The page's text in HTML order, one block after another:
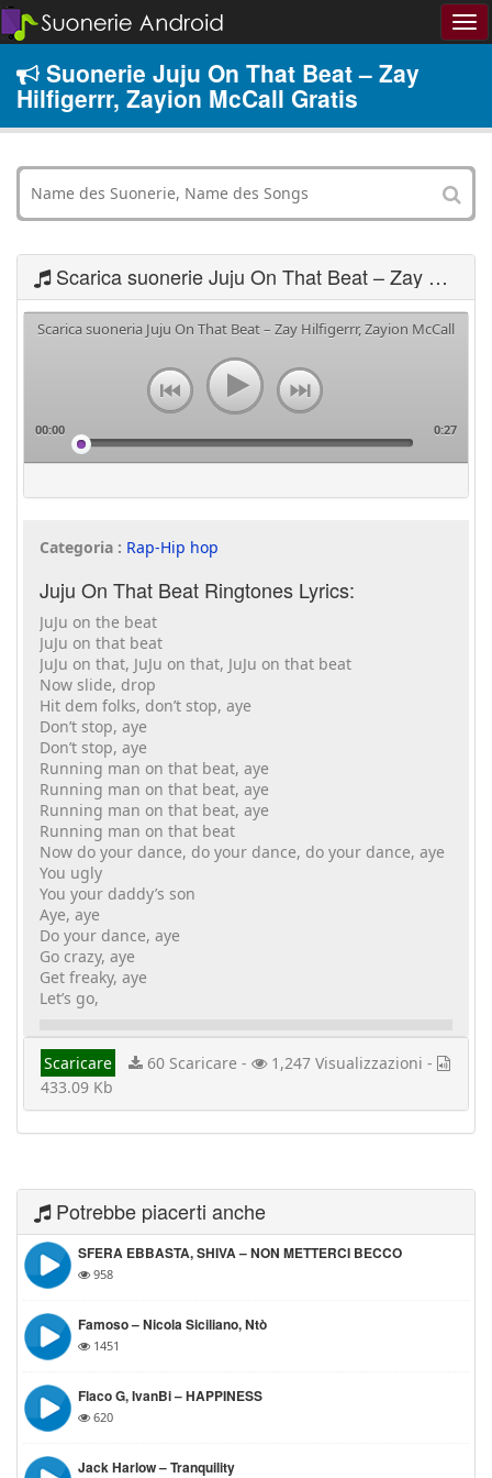
Suonerie Juju On That Beat – Zay
Hilfigerrr, Zayion McCall Gratis
Scarica suonerie Juju On That Beat – Zay Hilfigerrr, Zayion McCall
Scarica suoneria Juju On That Beat – Zay Hilfigerrr, Zayion McCall
00:00 0:27
Categoria : Rap-Hip hop
Juju On That Beat Ringtones Lyrics:
JuJu on the beat
JuJu on that beat
JuJu on that, JuJu on that, JuJu on that beat
Now slide, drop
Hit dem folks, don’t stop, aye
Don’t stop, aye
Don’t stop, aye
Running man on that beat, aye
Running man on that beat, aye
Running man on that beat, aye
Running man on that beat
Now do your dance, do your dance, do your dance, aye
You ugly
You your daddy’s son
Aye, aye
Do your dance, aye
Go crazy, aye
Get freaky, aye
Let’s go,
Scaricare 60 Scaricare -
1,247 Visualizzazioni -
433.09 Kb
Potrebbe piacerti anche
SFERA EBBASTA, SHIVA – NON METTERCI BECCO
958
Famoso – Nicola Siciliano, Ntò
1451
Flaco G, IvanBi – HAPPINESS
620
Jack Harlow – Tranquility